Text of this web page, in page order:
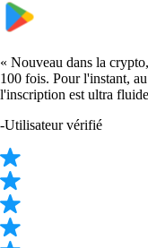
SOL$63.85+0.75%
SHIB